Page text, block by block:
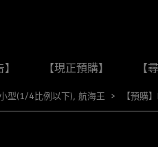
【現正預購】 【
型(1/4比例以下), 航海王 【預購